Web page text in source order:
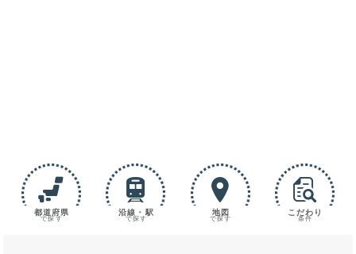
都道府県
で探す
沿線・駅
で探す
地図
で探す
こだわり
条件